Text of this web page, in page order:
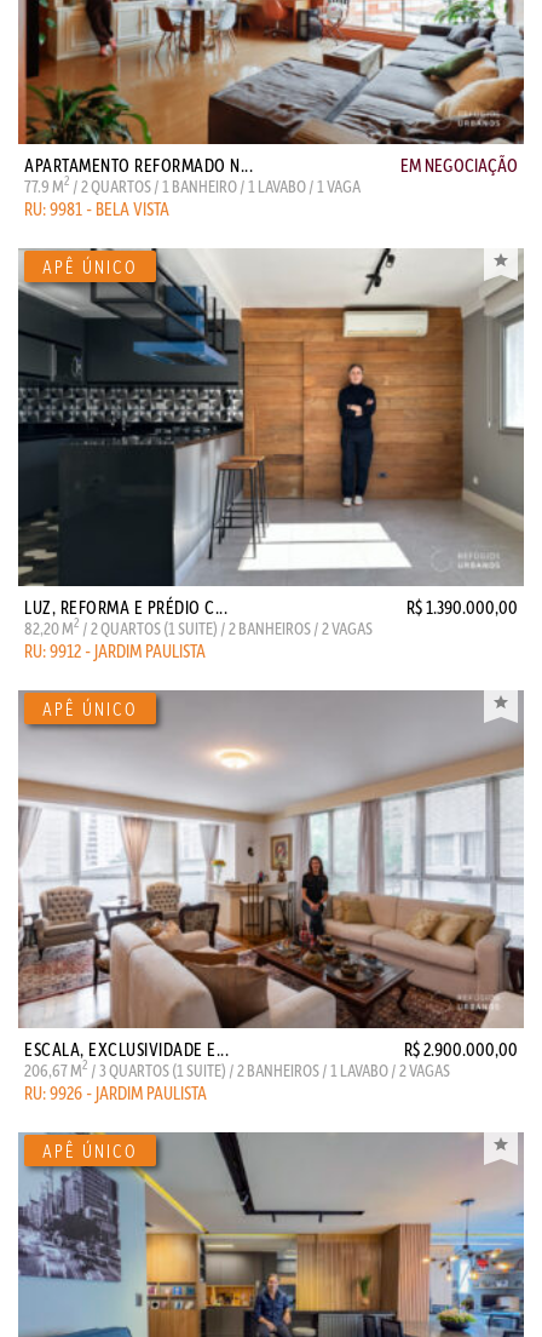
APARTAMENTO REFORMADO N... EM NEGOCIAÇÃO
77.9 M2 / 2 QUARTOS / 1 BANHEIRO / 1 LAVABO / 1 VAGA
RU: 9981 - BELA VISTA
LUZ, REFORMA E PRÉDIO C... R$ 1.390.000,00
82,20 M2 / 2 QUARTOS (1 SUITE) / 2 BANHEIROS / 2 VAGAS
RU: 9912 - JARDIM PAULISTA
ESCALA, EXCLUSIVIDADE E... R$ 2.900.000,00
206,67 M2 / 3 QUARTOS (1 SUITE) / 2 BANHEIROS / 1 LAVABO / 2 VAGAS
RU: 9926 - JARDIM PAULISTA